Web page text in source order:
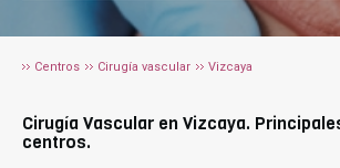
Centros Cirugía vascular Vizcaya
Cirugía Vascular en Vizcaya.
centros.